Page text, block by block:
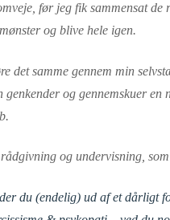
før jeg fik sammensat
og blive hele igen.
det samme gennem min
og gennemskuer
og undervisning,
du (endelig) ud af et dårligt